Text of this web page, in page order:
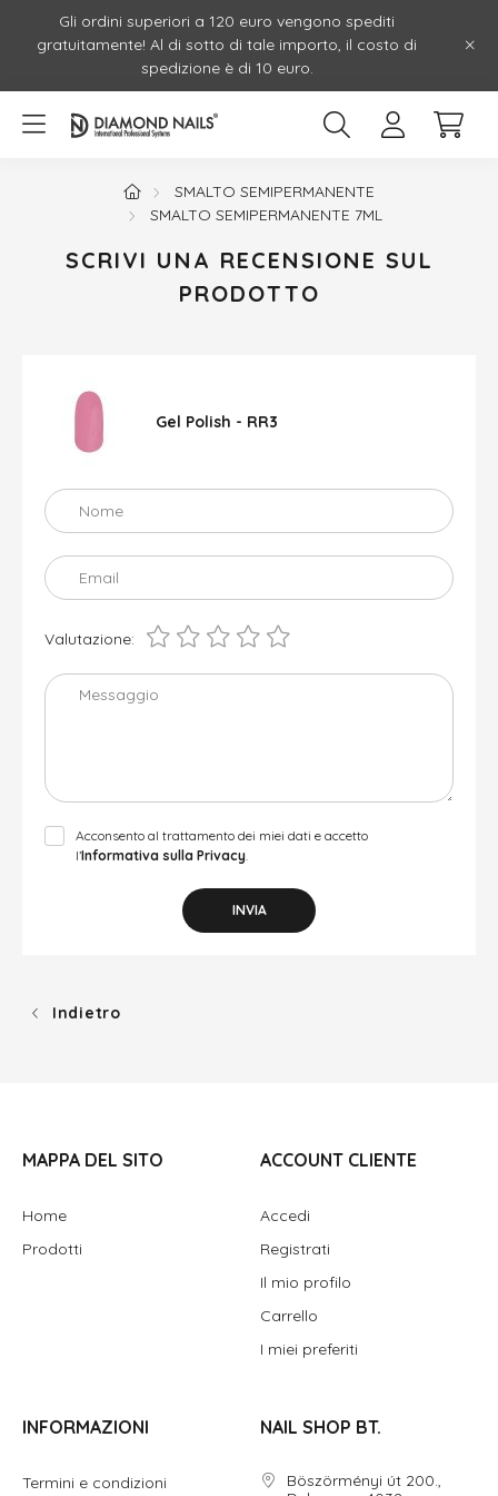
Gli ordini superiori a 120 euro vengono spediti
gratuitamente! Al di sotto di tale importo, il costo di
spedizione è di 10 euro.
SMALTO SEMIPERMANENTE
SMALTO SEMIPERMANENTE 7ML
SCRIVI UNA RECENSIONE SUL
PRODOTTO
Gel Polish - RR3
Nome
Email
Valutazione:
Messaggio
Acconsento al trattamento dei miei dati e accetto
l’Informativa sulla Privacy
INVIA
Indietro
MAPPA DEL SITO
Home
Prodotti
ACCOUNT CLIENTE
Accedi
Registrati
Il mio profilo
Carrello
I miei preferiti
INFORMAZIONI
Termini e condizioni
NAIL SHOP BT.
Böszörményi út 200.,